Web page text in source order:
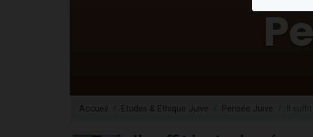
61 personnes viennent
Il reste 49 places
Ariel vient de donner son
Accueil Etudes & Ethique Juive Pensée Juive